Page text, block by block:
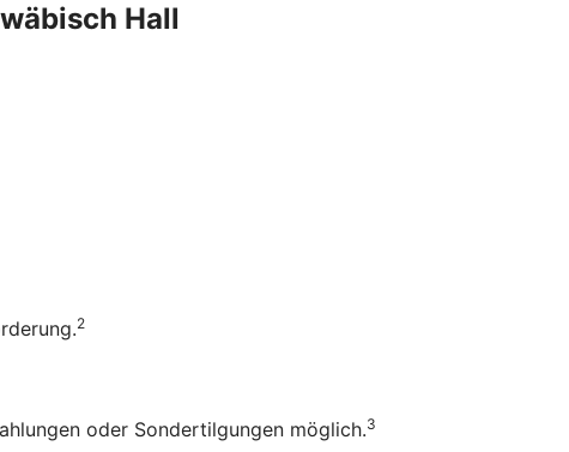
Hall
2
oder Sondertilgungen möglich.3